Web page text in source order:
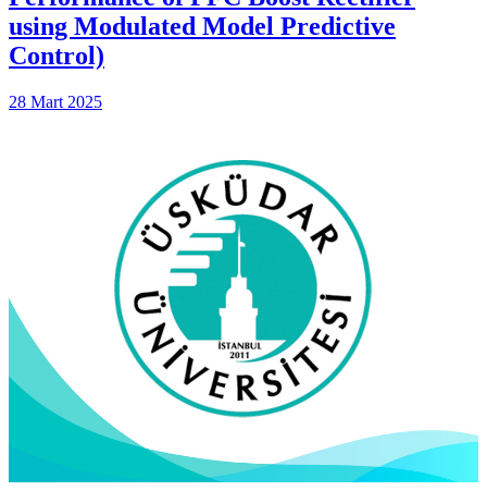
using Modulated Model Predictive
Control)
28 Mart 2025